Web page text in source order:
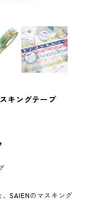
ングテープ
SAIENのマスキング